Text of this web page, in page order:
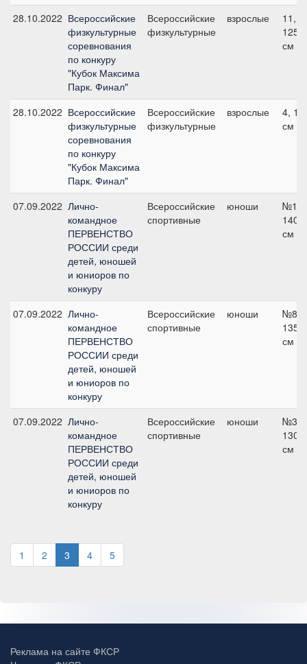
28.10.2022 Всероссийские
физкультурные
соревнования
по конкуру
"Кубок Максима
Парк. Финал"
Всероссийские
физкультурные
взрослые
11,
125
см
28.10.2022 Всероссийские
физкультурные
соревнования
по конкуру
"Кубок Максима
Парк. Финал"
Всероссийские
физкультурные
взрослые
4,
см
07.09.2022 Лично-
командное
ПЕРВЕНСТВО
РОССИИ среди
детей, юношей
и юниоров по
конкуру
Всероссийские
спортивные
юноши
№17,
140
см
07.09.2022 Лично-
командное
ПЕРВЕНСТВО
РОССИИ среди
детей, юношей
и юниоров по
конкуру
Всероссийские
спортивные
юноши
№8,
135
см
07.09.2022 Лично-
командное
ПЕРВЕНСТВО
РОССИИ среди
детей, юношей
и юниоров по
конкуру
Всероссийские
спортивные
юноши
№3,
130
см
1 2 3 4 5
Реклама на сайте ФКСР